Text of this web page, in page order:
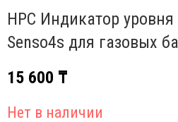
HPC Индикатор уровня
Senso4s для газовых
15 600 ₸
Нет в наличии